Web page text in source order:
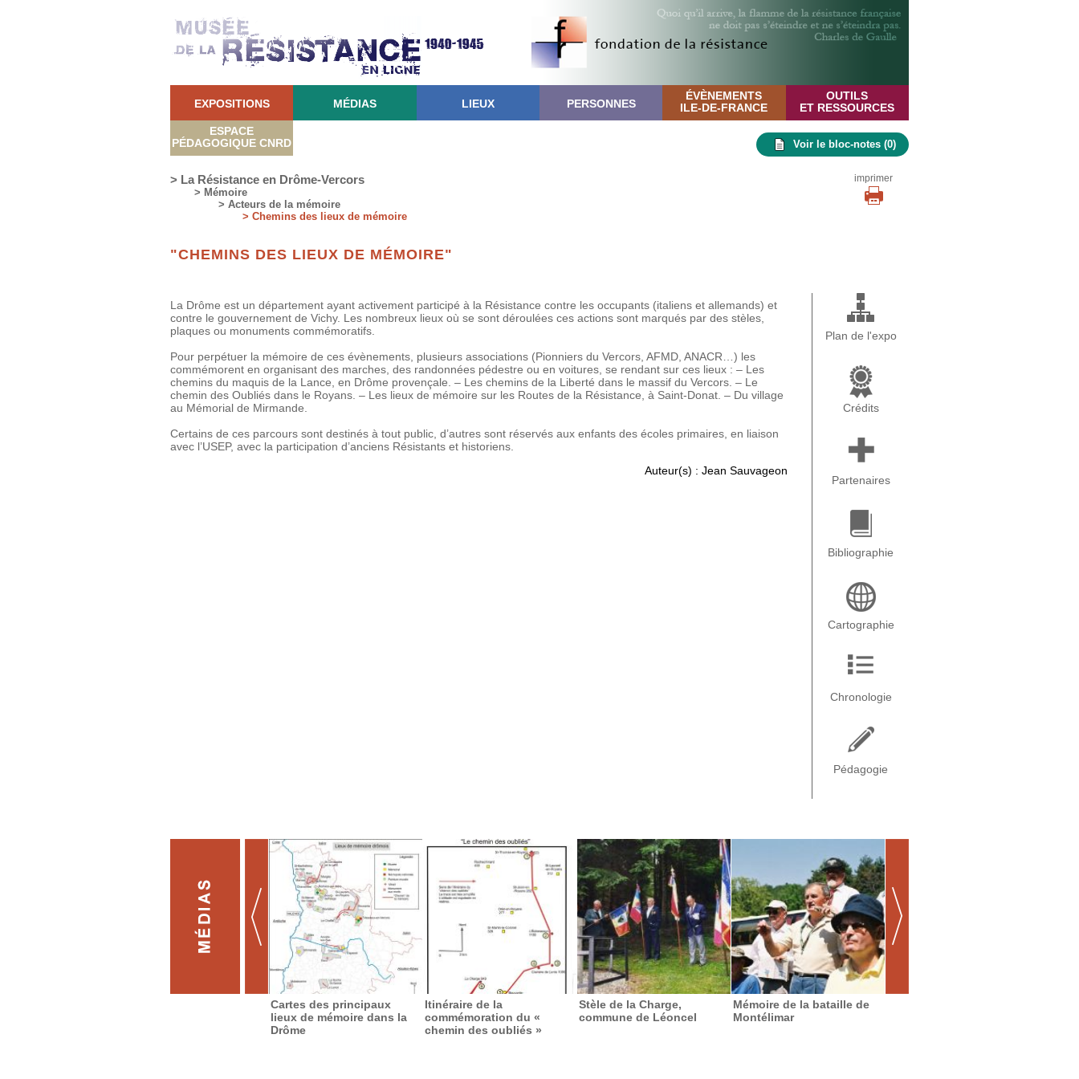
EXPOSITIONS MÉDIAS LIEUX PERSONNES
ÉVÈNEMENTS
ILE-DE-FRANCE
OUTILS
ET RESSOURCES
ESPACE
PÉDAGOGIQUE CNRD Voir le bloc-notes (0)
> La Résistance en Drôme-Vercors
> Mémoire
> Acteurs de la mémoire
> Chemins des lieux de mémoire
imprimer
"CHEMINS DES LIEUX DE MÉMOIRE"
La Drôme est un département ayant activement participé à la Résistance contre les occupants (italiens et allemands) et
contre le gouvernement de Vichy. Les nombreux lieux où se sont déroulées ces actions sont marqués par des stèles,
plaques ou monuments commémoratifs.
Pour perpétuer la mémoire de ces évènements, plusieurs associations (Pionniers du Vercors, AFMD, ANACR…) les
commémorent en organisant des marches, des randonnées pédestre ou en voitures, se rendant sur ces lieux : – Les
chemins du maquis de la Lance, en Drôme provençale. – Les chemins de la Liberté dans le massif du Vercors. – Le
chemin des Oubliés dans le Royans. – Les lieux de mémoire sur les Routes de la Résistance, à Saint-Donat. – Du village
au Mémorial de Mirmande.
Certains de ces parcours sont destinés à tout public, d’autres sont réservés aux enfants des écoles primaires, en liaison
avec l’USEP, avec la participation d’anciens Résistants et historiens.
Auteur(s) : Jean Sauvageon
Plan de l'expo
Crédits
Partenaires
Bibliographie
Cartographie
Chronologie
Pédagogie
Cartes des principaux
lieux de mémoire dans la
Drôme
Itinéraire de la
commémoration du «
chemin des oubliés »
Stèle de la Charge,
commune de Léoncel
Mémoire de la bataille de
Montélimar